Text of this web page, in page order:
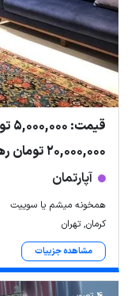
قیمت: 5,000,000 تومان اجاره
20,000,000 تومان رهن
آپارتمان
همخونه میشم یا سوییت
کرمان, تهران
مشاهده جزییات